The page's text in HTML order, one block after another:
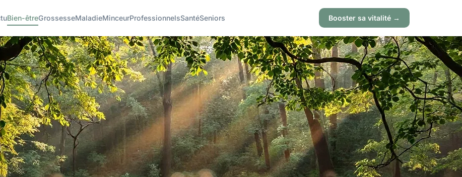
Bien-êtreGrossesseMaladieMinceurProfessionnelsSantéSeniors Booster sa vitalité →